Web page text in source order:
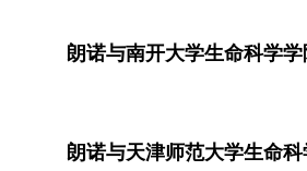
朗诺与南开大学生命科学
朗诺与天津师范大学生命